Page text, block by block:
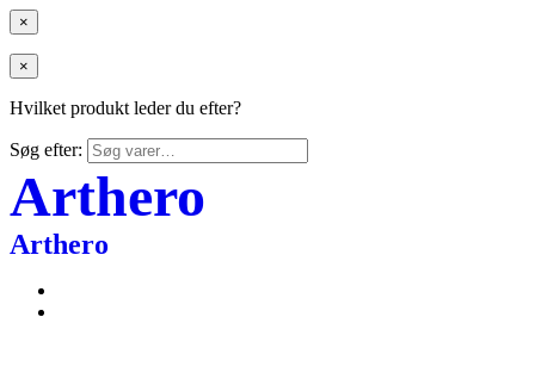
×
×
Hvilket produkt leder du efter?
Søg efter:
Arthero
Arthero